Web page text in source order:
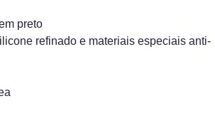
preto
refinado e materiais especiais anti-